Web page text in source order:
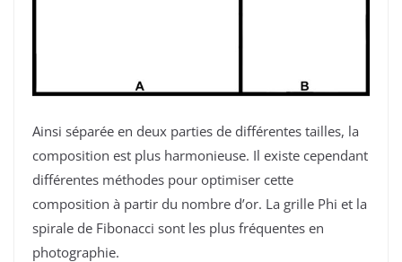
Ainsi séparée en deux parties de différentes tailles, la
composition est plus harmonieuse. Il existe cependant
différentes méthodes pour optimiser cette
composition à partir du nombre d’or. La grille Phi et la
spirale de Fibonacci sont les plus fréquentes en
photographie.